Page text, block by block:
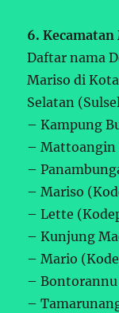
6.
Daftar nama
Mariso di
Selatan
– Kampung
– Mattoangin
–
– Mariso
– Lette
– Kunjung
– Mario
– Bontorannu
–